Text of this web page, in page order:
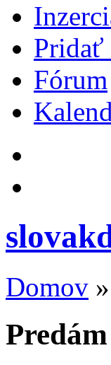
Pridať
Fórum
Domov »
Predám